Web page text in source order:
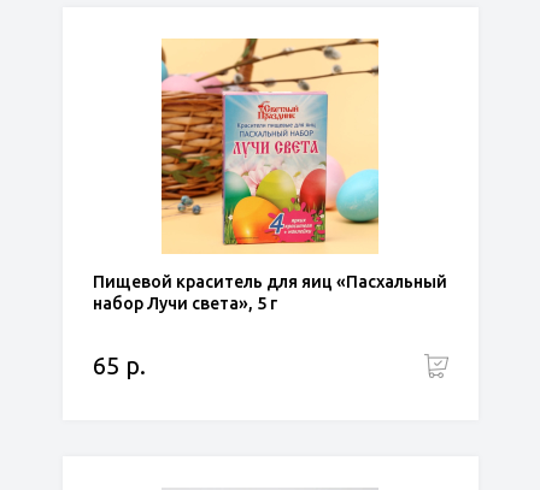
Пищевой краситель для яиц «Пасхальный
набор Лучи света», 5 г
65 р.